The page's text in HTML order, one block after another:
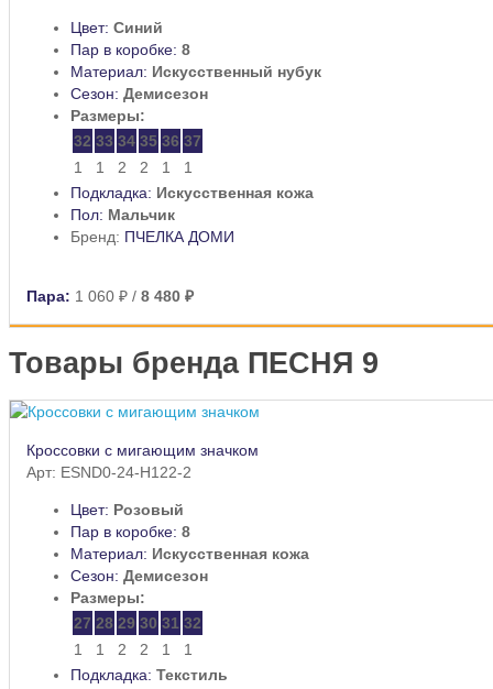
Цвет: Синий
Пар в коробке: 8
Материал: Искусственный нубук
Сезон: Демисезон
Размеры:
32 33 34 35 36 37
1
1 2 2 1
1
Подкладка: Искусственная кожа
Пол: Мальчик
Бренд: ПЧЕЛКА ДОМИ
Пара: 1 060 ₽ / 8 480 ₽
Товары бренда ПЕСНЯ 9
Кроссовки с мигающим значком
Арт: ESND0-24-H122-2
Цвет: Розовый
Пар в коробке: 8
Материал: Искусственная кожа
Сезон: Демисезон
Размеры:
27 28 29 30 31 32
1
1 2 2 1
1
Подкладка: Текстиль